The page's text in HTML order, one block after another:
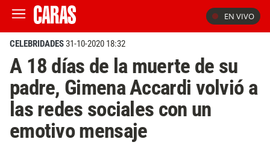
EN VIVO
CELEBRIDADES31-10-2020 18:32
A 18 días de la muerte de su
padre, Gimena Accardi volvió a
las redes sociales con un
emotivo mensaje